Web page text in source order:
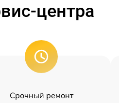
центра
Срочный ремонт